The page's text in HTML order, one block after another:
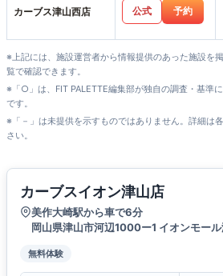
カーブス津山西店 公式 予約
※上記には、施設運営者から情報提供のあった施設を
覧で確認できます。
※「○」は、FIT PALETTE編集部が独自の調査・基準
です。
※「－」は未提供を示すものではありません。詳細は
さい。
カーブスイオン津山店
美作大崎駅から車で6分
岡山県津山市河辺1000ー1 イオンモー
無料体験